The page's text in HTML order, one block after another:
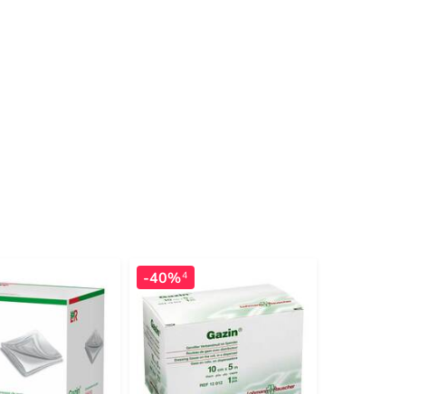
-40%4